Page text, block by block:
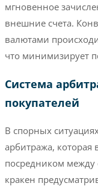
мгновенное
внешние счета.
валютами
что минимизирует
Система
покупателей
В спорных
арбитража, которая
посредником
кракен